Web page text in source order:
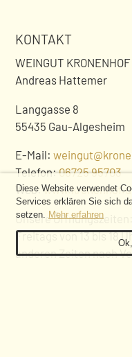
COOKIE-
HINWEIS
Diese Website verwendet
Services erklären Sie sich
setzen. Mehr erfahren
KONTAKT
WEINGUT KRONENHOF
Andreas Hattemer
Langgasse 8
55435 Gau-Algesheim
E-Mail:
Telefon:06725 95703
Web:
Unsere Öffnungszeiten:
Freitags von 13 bis 18
anderen Zeiten nach